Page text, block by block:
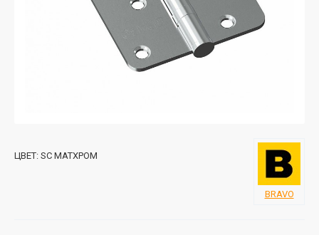
ЦВЕТ: SC МАТХРОМ
BRAVO